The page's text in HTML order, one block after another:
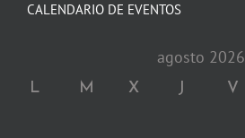
CALENDARIO DE EVENTOS
agosto 2026
L M X J V